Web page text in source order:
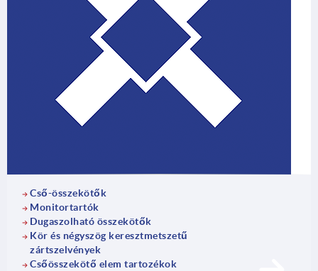
Cső-összekötők
Monitortartók
Dugaszolható összekötők
Kör és négyszög keresztmetszetű
zártszelvények
Csőösszekötő elem tartozékok